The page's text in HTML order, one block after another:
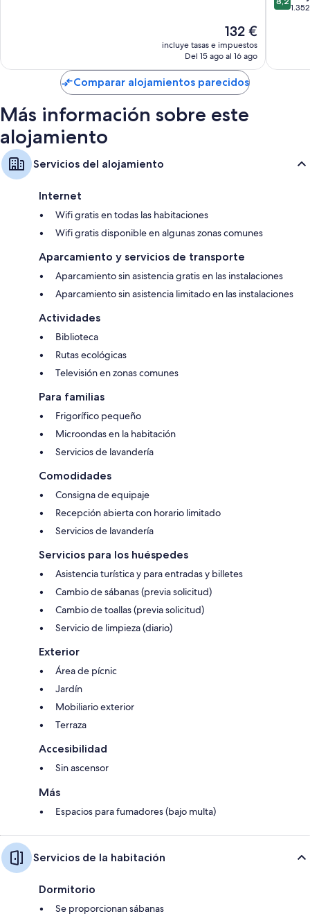
El
precio
actual
de
132 €
132 €
incluye tasas e impuestos
Del 15 ago al 16 ago
sobre
Comparar alojamientos parecidos
Más información sobre este
alojamiento
Servicios del alojamiento
Internet
Wifi gratis en todas las habitaciones
Wifi gratis disponible en algunas zonas comunes
Aparcamiento y servicios de transporte
Aparcamiento sin asistencia gratis en las instalaciones
Aparcamiento sin asistencia limitado en las instalaciones
Actividades
Biblioteca
Rutas ecológicas
Televisión en zonas comunes
Para familias
Frigorífico pequeño
Microondas en la habitación
Servicios de lavandería
Comodidades
Consigna de equipaje
Recepción abierta con horario limitado
Servicios de lavandería
Servicios para los huéspedes
Asistencia turística y para entradas y billetes
Cambio de sábanas (previa solicitud)
Cambio de toallas (previa solicitud)
Servicio de limpieza (diario)
Exterior
Área de pícnic
Jardín
Mobiliario exterior
Terraza
Accesibilidad
Sin ascensor
Más
Espacios para fumadores (bajo multa)
Servicios de la habitación
Dormitorio
Se proporcionan sábanas